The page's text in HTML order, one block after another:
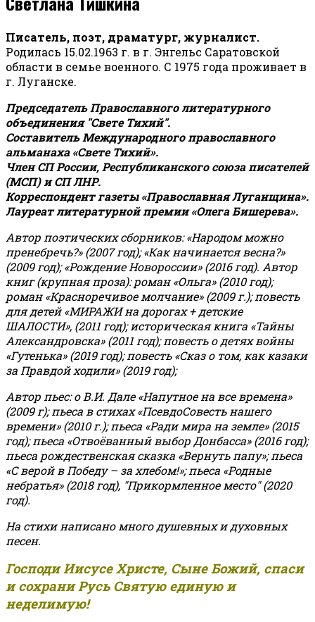
Писатель, поэт, драматург, журналист.
Родилась 15.02.1963 г. в г. Энгельс Саратовской
области в семье военного. С 1975 года проживает в
г. Луганске.
Председатель Православного литературного
объединения "Свете Тихий".
Составитель Международного православного
альманаха «Свете Тихий».
Член СП России, Республиканского союза писателей
(МСП) и СП ЛНР.
Корреспондент газеты «Православная Луганщина».
Лауреат литературной премии «Олега Бишерева».
Автор поэтических сборников: «Народом можно
пренебречь?» (2007 год); «Как начинается весна?»
(2009 год); «Рождение Новороссии» (2016 год). Автор
книг (крупная проза): роман «Ольга» (2010 год);
роман «Красноречивое молчание» (2009 г.); повесть
для детей «МИРАЖИ на дорогах + детские
ШАЛОСТИ», (2011 год); историческая книга «Тайны
Александровска» (2011 год); повесть о детях войны
«Гутенька» (2019 год); повесть «Сказ о том, как казаки
за Правдой ходили» (2019 год);
Автор пьес: о В.И. Дале «Напутное на все времена»
(2009 г); пьеса в стихах «ПсевдоСовесть нашего
времени» (2010 г.); пьеса «Ради мира на земле» (2015
год); пьеса «Отвоёванный выбор Донбасса» (2016 год);
пьеса рождественская сказка «Вернуть папу»; пьеса
«С верой в Победу – за хлебом!»;пьеса «Родные
небратья» (2018 год), "Прикормленное место" (2020
год).
На стихи написано много душевных и духовных
песен.
Господи Иисусе Христе, Сыне Божий, спаси
и сохрани Русь Святую единую и
неделимую!